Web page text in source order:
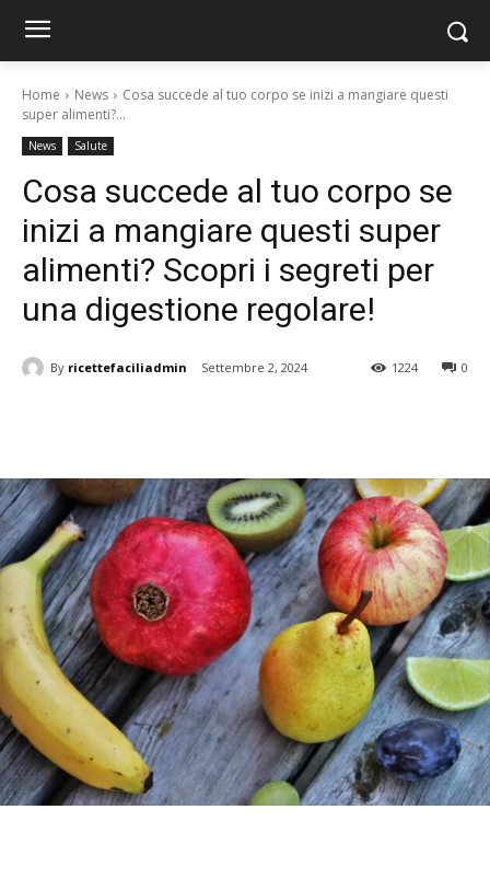
Home News
Cosa succede al tuo corpo se inizi a mangiare questi
super alimenti?...
News Salute
Cosa succede al tuo corpo se
inizi a mangiare questi super
alimenti? Scopri i segreti per
una digestione regolare!
By ricettefaciliadmin Settembre 2, 2024 0
1224